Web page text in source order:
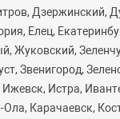
Дзержинский,
Елец,
Жуковский,
Звенигород,
Истра,
Карачаевск,